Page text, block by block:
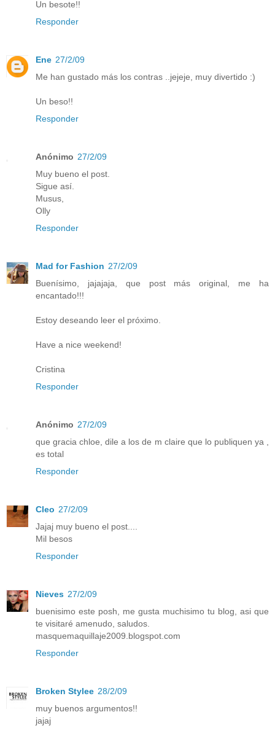
Un besote!!
Responder
Ene 27/2/09
Me han gustado más los contras ..jejeje, muy divertido :)
Un beso!!
Responder
Anónimo 27/2/09
Muy bueno el post.
Sigue así.
Musus,
Olly
Responder
Mad for Fashion 27/2/09
Buenísimo, jajajaja, que post más original, me ha
encantado!!!
Estoy deseando leer el próximo.
Have a nice weekend!
Cristina
Responder
Anónimo 27/2/09
que gracia chloe, dile a los de m claire que lo publiquen ya ,
es total
Responder
Cleo 27/2/09
Jajaj muy bueno el post....
Mil besos
Responder
Nieves 27/2/09
buenisimo este posh, me gusta muchisimo tu blog, asi que
te visitaré amenudo, saludos.
masquemaquillaje2009.blogspot.com
Responder
Broken Stylee 28/2/09
muy buenos argumentos!!
jajaj